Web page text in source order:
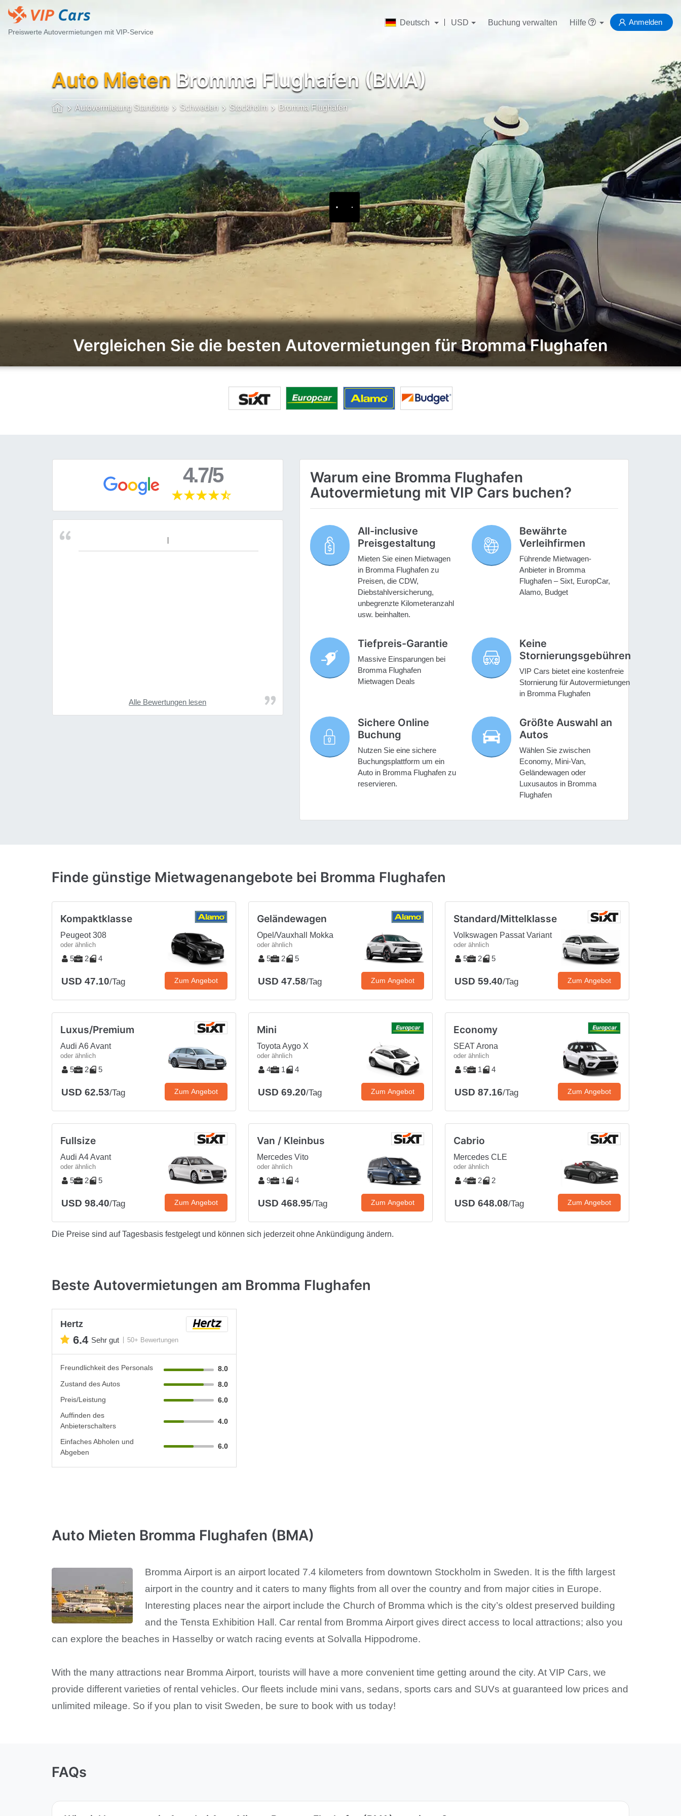
Preiswerte Autovermietungen mit VIP-Service
Deutsch USD Buchung verwalten Hilfe Anmelden
Auto Mieten Bromma Flughafen (BMA)
Autovermietung Standorte Schweden Stockholm Bromma Flughafen
Vergleichen Sie die besten Autovermietungen für Bromma Flughafen
4.7/5
Alle Bewertungen lesen
Warum eine Bromma Flughafen
Autovermietung mit VIP Cars buchen?
All-inclusive
Preisgestaltung
Mieten Sie einen Mietwagen
in Bromma Flughafen zu
Preisen, die CDW,
Diebstahlversicherung,
unbegrenzte Kilometeranzahl
usw. beinhalten.
Bewährte
Verleihfirmen
Führende Mietwagen-
Anbieter in Bromma
Flughafen – Sixt, EuropCar,
Alamo, Budget
Tiefpreis-Garantie
Massive Einsparungen bei
Bromma Flughafen
Mietwagen Deals
Keine
Stornierungsgebühren
VIP Cars bietet eine kostenfreie
Stornierung für Autovermietungen
in Bromma Flughafen
Sichere Online
Buchung
Nutzen Sie eine sichere
Buchungsplattform um ein
Auto in Bromma Flughafen zu
reservieren.
Größte Auswahl an
Autos
Wählen Sie zwischen
Economy, Mini-Van,
Geländewagen oder
Luxusautos in Bromma
Flughafen
Finde günstige Mietwagenangebote bei Bromma Flughafen
Kompaktklasse
Peugeot 308
oder ähnlich
5 2 4
USD 47.10/Tag Zum Angebot
Geländewagen
Opel/Vauxhall Mokka
oder ähnlich
5 2 5
USD 47.58/Tag Zum Angebot
Standard/Mittelklasse
Volkswagen Passat Variant
oder ähnlich
5 2 5
USD 59.40/Tag Zum Angebot
Luxus/Premium
Audi A6 Avant
oder ähnlich
5 2 5
USD 62.53/Tag Zum Angebot
Mini
Toyota Aygo X
oder ähnlich
4 1 4
USD 69.20/Tag Zum Angebot
Economy
SEAT Arona
oder ähnlich
5 1 4
USD 87.16/Tag Zum Angebot
Fullsize
Audi A4 Avant
oder ähnlich
5 2 5
USD 98.40/Tag Zum Angebot
Van / Kleinbus
Mercedes Vito
oder ähnlich
9 1 4
USD 468.95/Tag Zum Angebot
Cabrio
Mercedes CLE
oder ähnlich
4 2 2
USD 648.08/Tag Zum Angebot
Die Preise sind auf Tagesbasis festgelegt und können sich jederzeit ohne Ankündigung ändern.
Beste Autovermietungen am Bromma Flughafen
Hertz
6.4 Sehr gut 50+ Bewertungen
Freundlichkeit des Personals
8.0
Zustand des Autos
8.0
Preis/Leistung
6.0
Auffinden des
Anbieterschalters
4.0
Einfaches Abholen und
Abgeben
6.0
Auto Mieten Bromma Flughafen (BMA)
Bromma Airport is an airport located 7.4 kilometers from downtown Stockholm in Sweden. It is the fifth largest
airport in the country and it caters to many flights from all over the country and from major cities in Europe.
Interesting places near the airport include the Church of Bromma which is the city’s oldest preserved building
and the Tensta Exhibition Hall. Car rental from Bromma Airport gives direct access to local attractions; also you
can explore the beaches in Hasselby or watch racing events at Solvalla Hippodrome.
With the many attractions near Bromma Airport, tourists will have a more convenient time getting around the city. At VIP Cars, we
provide different varieties of rental vehicles. Our fleets include mini vans, sedans, sports cars and SUVs at guaranteed low prices and
unlimited mileage. So if you plan to visit Sweden, be sure to book with us today!
FAQs